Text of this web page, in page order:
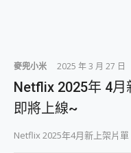
麥兜小米 2025 年 3 月 27 日
Netflix 2025年 4月
即將上線~
Netflix 2025年4月新上架片單